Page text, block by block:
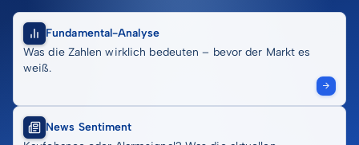
Fundamental-Analyse
Was die Zahlen wirklich bedeuten – bevor der Markt es
weiß.
News Sentiment